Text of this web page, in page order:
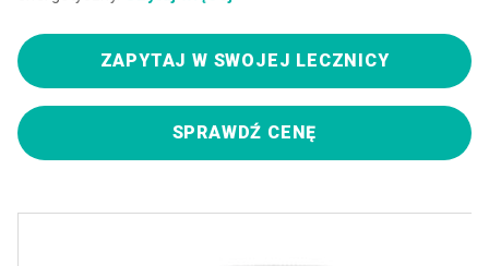
ZAPYTAJ W SWOJEJ LECZNICY
SPRAWDŹ CENĘ